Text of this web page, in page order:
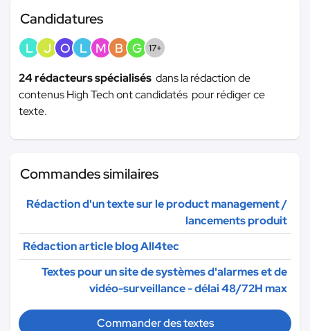
Candidatures
L J O L M B G 17+
24 rédacteurs spécialisés dans la rédaction de
contenus High Tech ont candidatés pour rédiger ce
texte.
Commandes similaires
Rédaction d'un texte sur le product management /
lancements produit
Rédaction article blog All4tec
Textes pour un site de systèmes d'alarmes et de
vidéo-surveillance - délai 48/72H max
Commander des textes